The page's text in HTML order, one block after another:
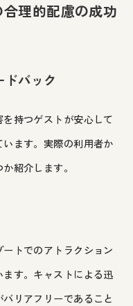
理的配慮の成功
ドバック
持つゲストが安心して
ます。実際の利用者か
紹介します。
トでのアトラクション
す。キャストによる迅
リアフリーであること